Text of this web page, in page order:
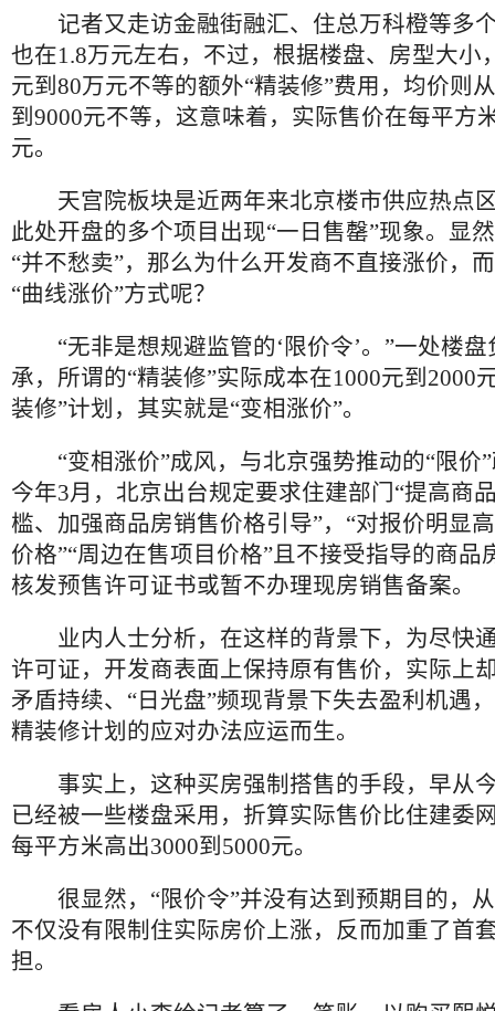
记者又走访金融街融汇、住总万科橙等多
也在1.8万元左右，不过，根据楼盘、房型大小
元到80万元不等的额外“精装修”费用，均价则
到9000元不等，这意味着，实际售价在每平方
元。
天宫院板块是近两年来北京楼市供应热点
此处开盘的多个项目出现“一日售罄”现象。显
“并不愁卖”，那么为什么开发商不直接涨价，
“曲线涨价”方式呢？
“无非是想规避监管的‘限价令’。”一处楼盘
承，所谓的“精装修”实际成本在1000元到2000
装修”计划，其实就是“变相涨价”。
“变相涨价”成风，与北京强势推动的“限价”
今年3月，北京出台规定要求住建部门“提高商
槛、加强商品房销售价格引导”，“对报价明显
价格”“周边在售项目价格”且不接受指导的商品
核发预售许可证书或暂不办理现房销售备案。
业内人士分析，在这样的背景下，为尽快
许可证，开发商表面上保持原有售价，实际上
矛盾持续、“日光盘”频现背景下失去盈利机遇
精装修计划的应对办法应运而生。
事实上，这种买房强制搭售的手段，早从
已经被一些楼盘采用，折算实际售价比住建委
每平方米高出3000到5000元。
很显然，“限价令”并没有达到预期目的，
不仅没有限制住实际房价上涨，反而加重了首
担。